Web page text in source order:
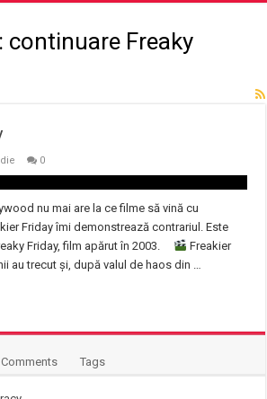
continuare Freaky
0
nu mai are la ce filme să vină cu
Friday îmi demonstrează contrariul. Este
Friday, film apărut în 2003.
Freakier
au trecut și, după valul de haos din …
Comments Tags